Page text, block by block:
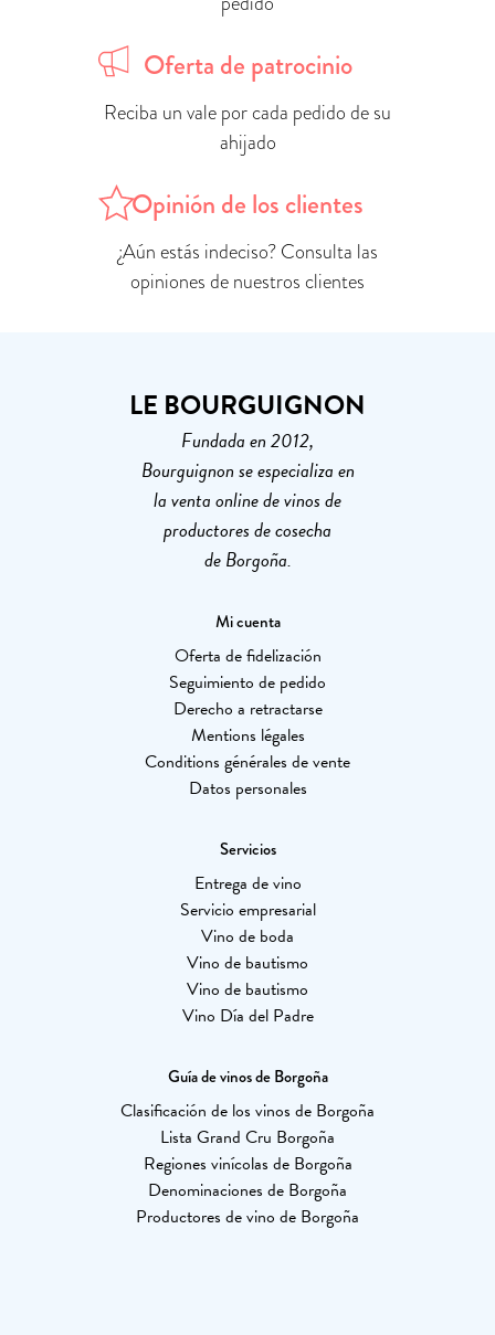
Oferta de patrocinio
Reciba un vale por cada pedido de su
ahijado
Opinión de los clientes
¿Aún estás indeciso? Consulta las
opiniones de nuestros clientes
LE BOURGUIGNON
Fundada en 2012,
Bourguignon se especializa en
la venta online de vinos de
productores de cosecha
de Borgoña.
Mi cuenta
Oferta de fidelización
Seguimiento de pedido
Derecho a retractarse
Mentions légales
Conditions générales de vente
Datos personales
Servicios
Entrega de vino
Servicio empresarial
Vino de boda
Vino de bautismo
Vino de bautismo
Vino Día del Padre
Guía de vinos de Borgoña
Clasificación de los vinos de Borgoña
Lista Grand Cru Borgoña
Regiones vinícolas de Borgoña
Denominaciones de Borgoña
Productores de vino de Borgoña